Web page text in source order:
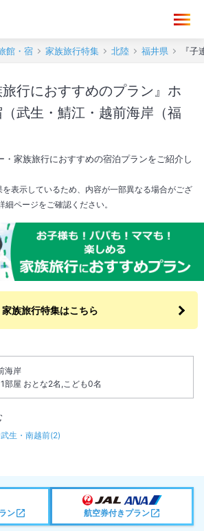
館・宿 家族旅行特集 北陸 福井県 『
旅行におすすめのプラン』ホ
武生・鯖江・越前海岸（福
・家族旅行におすすめの宿泊プランをご紹介し
表示しているため、内容が一部異なる場合がござ
ページをご確認ください。
家族旅行特集はこちら
海岸
部屋 おとな2名,こども0名
武生・南越前(2)
ン 航空券付きプラン